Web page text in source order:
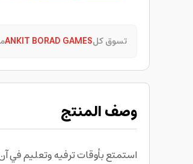
تسوق كلANKIT BORAD GAMES
وصف المنتج
استمتع بأوقات ترفيه وتعليم في